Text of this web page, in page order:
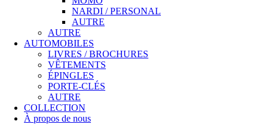
NARDI / PERSONAL
AUTRE
AUTRE
AUTOMOBILES
LIVRES / BROCHURES
VÊTEMENTS
ÉPINGLES
PORTE-CLÉS
AUTRE
COLLECTION
À propos de nous